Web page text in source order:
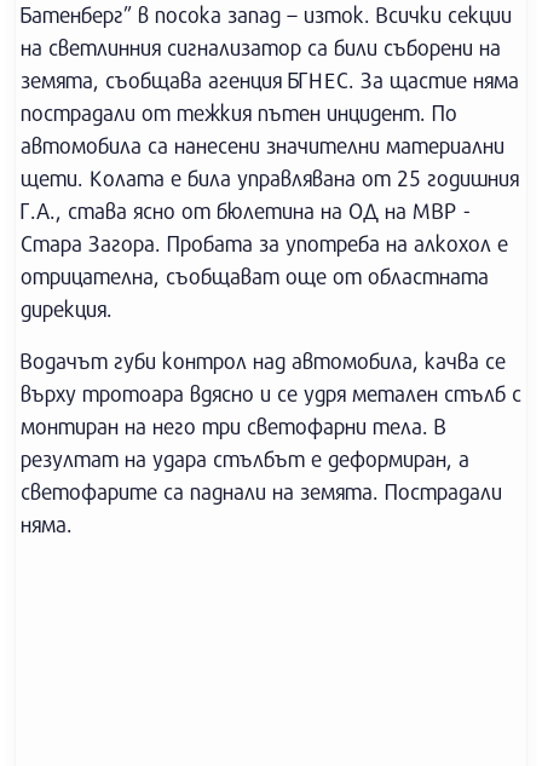
Батенберг” в посока запад – изток. Всички секции
на светлинния сигнализатор са били съборени на
земята, съобщава агенция БГНЕС. За щастие няма
пострадали от тежкия пътен инцидент. По
автомобила са нанесени значителни материални
щети. Колата е била управлявана от 25 годишния
Г.А., става ясно от бюлетина на ОД на МВР -
Стара Загора. Пробата за употреба на алкохол е
отрицателна, съобщават още от областната
дирекция.
Водачът губи контрол над автомобила, качва се
върху тротоара вдясно и се удря метален стълб с
монтиран на него три светофарни тела. В
резултат на удара стълбът е деформиран, а
светофарите са паднали на земята. Пострадали
няма.